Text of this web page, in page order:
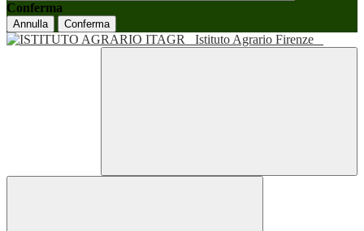
Conferma
Annulla Conferma
Istituto Agrario Firenze